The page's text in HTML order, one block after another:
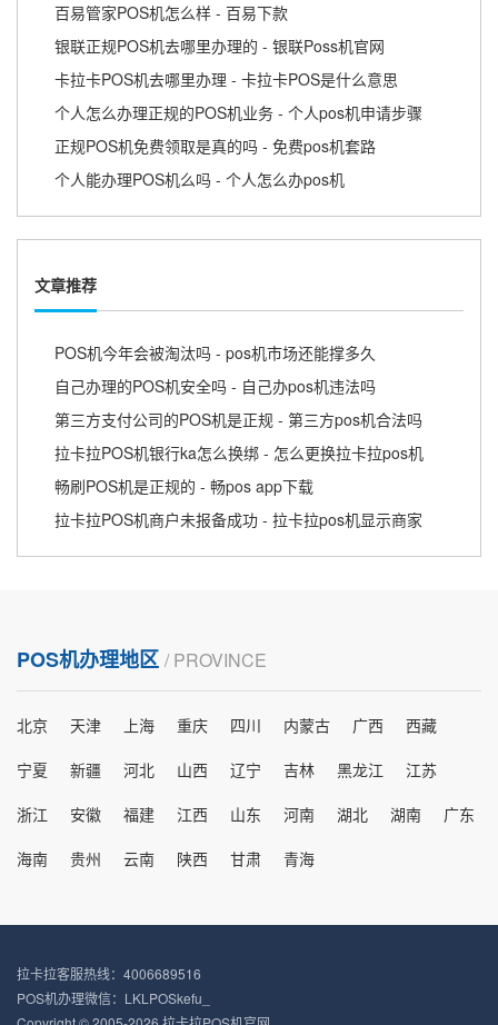
百易管家POS机怎么样 - 百易下款
银联正规POS机去哪里办理的 - 银联Poss机官网
卡拉卡POS机去哪里办理 - 卡拉卡POS是什么意思
个人怎么办理正规的POS机业务 - 个人pos机申请步骤
正规POS机免费领取是真的吗 - 免费pos机套路
个人能办理POS机么吗 - 个人怎么办pos机
文章推荐
POS机今年会被淘汰吗 - pos机市场还能撑多久
自己办理的POS机安全吗 - 自己办pos机违法吗
第三方支付公司的POS机是正规 - 第三方pos机合法吗
拉卡拉POS机银行ka怎么换绑 - 怎么更换拉卡拉pos机
畅刷POS机是正规的 - 畅pos app下载
拉卡拉POS机商户未报备成功 - 拉卡拉pos机显示商家
POS机办理地区 / PROVINCE
北京 天津 上海 重庆 四川 内蒙古 广西
西藏
宁夏
新疆 河北 山西 辽宁 吉林 黑龙江
江苏
浙江
安徽 福建 江西 山东 河南 湖北 湖南
广东
海南
贵州 云南 陕西 甘肃 青海
拉卡拉客服热线：4006689516
POS机办理微信：LKLPOSkefu_